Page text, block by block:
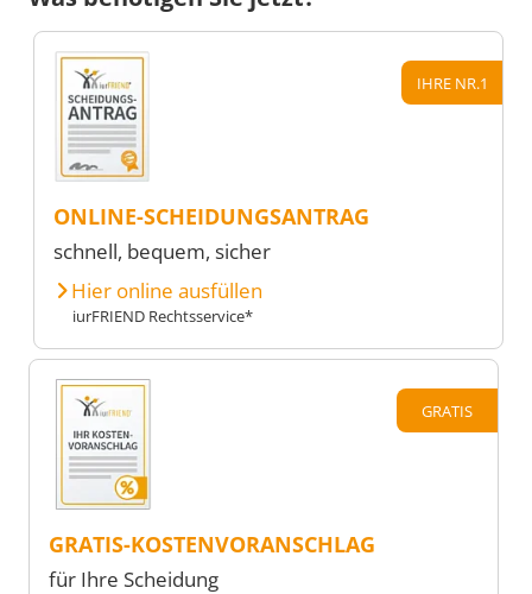
IHRE NR.1
ONLINE-SCHEIDUNGSANTRAG
schnell, bequem, sicher
Hier online ausfüllen
iurFRIEND Rechtsservice*
GRATIS
GRATIS-KOSTENVORANSCHLAG
für Ihre Scheidung